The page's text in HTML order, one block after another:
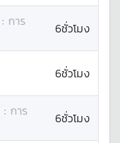
: การ
6ชั่วโมง
6ชั่วโมง
: การ
6ชั่วโมง